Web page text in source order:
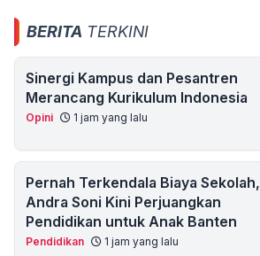
BERITA TERKINI
Sinergi Kampus dan Pesantren
Merancang Kurikulum Indonesia
Opini 1 jam yang lalu
Pernah Terkendala Biaya Sekolah,
Andra Soni Kini Perjuangkan
Pendidikan untuk Anak Banten
Pendidikan 1 jam yang lalu